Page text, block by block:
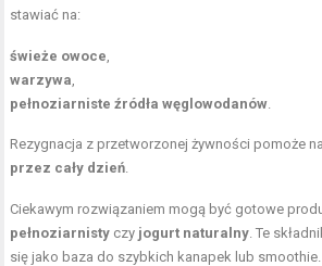
stawiać na:
świeże owoce
warzywa
pełnoziarnisteźródła węglowodanów
Rezygnacja z przetworzonej żywności pomoże
przez cały dzień
Ciekawym rozwiązaniem mogą być gotowe
pełnoziarnisty czy jogurt naturalny . Te
się jako baza do szybkich kanapek lub